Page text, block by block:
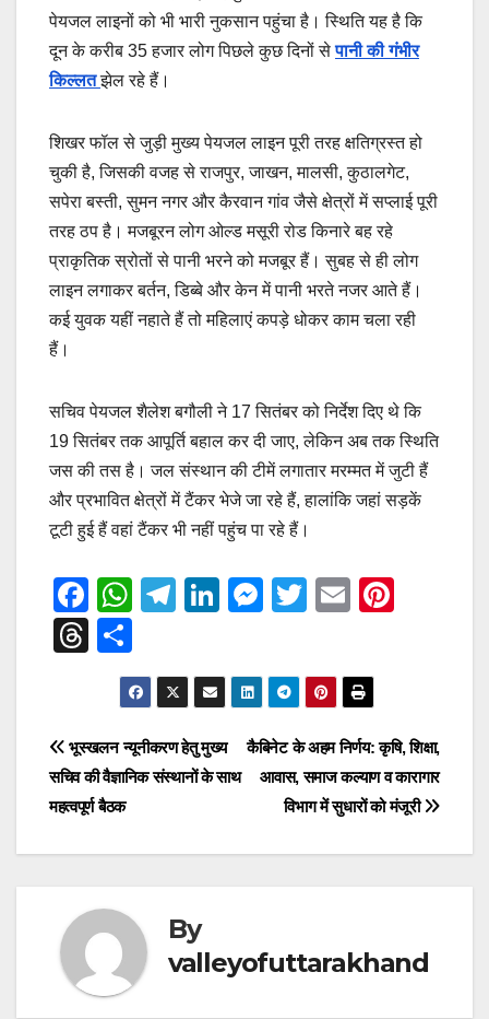
पेयजल लाइनों को भी भारी नुकसान पहुंचा है। स्थिति यह है कि
दून के करीब 35 हजार लोग पिछले कुछ दिनों सेपानी की गंभीर
किल्लतझेल रहे हैं।
शिखर फॉल से जुड़ी मुख्य पेयजल लाइन पूरी तरह क्षतिग्रस्त हो
चुकी है, जिसकी वजह से राजपुर, जाखन, मालसी, कुठालगेट,
सपेरा बस्ती, सुमन नगर और कैरवान गांव जैसे क्षेत्रों में सप्लाई पूरी
तरह ठप है। मजबूरन लोग ओल्ड मसूरी रोड किनारे बह रहे
प्राकृतिक स्रोतों से पानी भरने को मजबूर हैं। सुबह से ही लोग
लाइन लगाकर बर्तन, डिब्बे और केन में पानी भरते नजर आते हैं।
कई युवक यहीं नहाते हैं तो महिलाएं कपड़े धोकर काम चला रही
हैं।
सचिव पेयजल शैलेश बगौली ने 17 सितंबर को निर्देश दिए थे कि
19 सितंबर तक आपूर्ति बहाल कर दी जाए, लेकिन अब तक स्थिति
जस की तस है। जल संस्थान की टीमें लगातार मरम्मत में जुटी हैं
और प्रभावित क्षेत्रों में टैंकर भेजे जा रहे हैं, हालांकि जहां सड़कें
टूटी हुई हैं वहां टैंकर भी नहीं पहुंच पा रहे हैं।
F
a
c
b
o
o
W
s
A
p
T
gr
a
m
Li
e
dI
n
M
e
n
g
er
T
er
E
st
T
hr
a
d
s
h
ar
e
Post
navigation
कैबिनेट के अहम निर्णय: कृषि, शिक्षा,
आवास, समाज कल्याण व कारागार
विभाग में सुधारों को मंजूरी
भूस्खलन न्यूनीकरण हेतु मुख्य
सचिव की वैज्ञानिक संस्थानों के साथ
महत्वपूर्ण बैठक
By
valleyofuttarakhand